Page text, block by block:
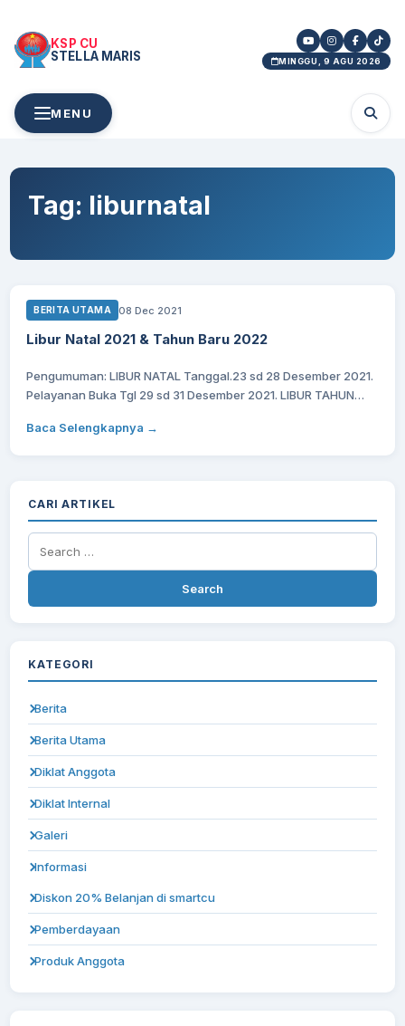
KSP CU
STELLA MARIS
MINGGU, 9 AGU 2026
MENU
Tag: liburnatal
BERITA UTAMA 08 Dec 2021
Libur Natal 2021 & Tahun Baru 2022
Pengumuman: LIBUR NATAL Tanggal.23 sd 28 Desember 2021.
Pelayanan Buka Tgl 29 sd 31 Desember 2021. LIBUR TAHUN…
Baca Selengkapnya →
CARI ARTIKEL
KATEGORI
Berita
Berita Utama
Diklat Anggota
Diklat Internal
Galeri
Informasi
Diskon 20% Belanjan di smartcu
Pemberdayaan
Produk Anggota